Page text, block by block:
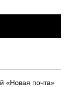
«Новая почта»